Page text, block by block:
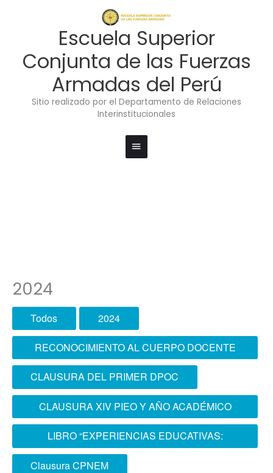
Escuela Superior
Conjunta de las Fuerzas
Armadas del Perú
Sitio realizado por el Departamento de Relaciones
Interinstitucionales
principal
2024
Todos 2024
RECONOCIMIENTO AL CUERPO DOCENTE
DE LA ESCOFFAA-EPG
CLAUSURA DEL PRIMER DPOC
CLAUSURA XIV PIEO Y AÑO ACADÉMICO
2024 ESCOFFAA - EPG
LIBRO “EXPERIENCIAS EDUCATIVAS:
APLICACIÓN DE LA ANDRAGOGÍA EN LA
Clausura CPNEM